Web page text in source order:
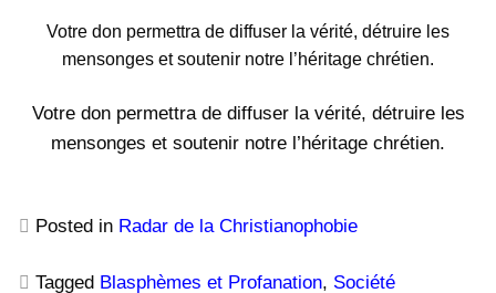
Votre don permettra de diffuser la vérité, détruire les
mensonges et soutenir notre l’héritage chrétien.
Votre don permettra de diffuser la vérité, détruire les
mensonges et soutenir notre l’héritage chrétien.
Posted in Radar de la Christianophobie
Tagged Blasphèmes et Profanation, Société